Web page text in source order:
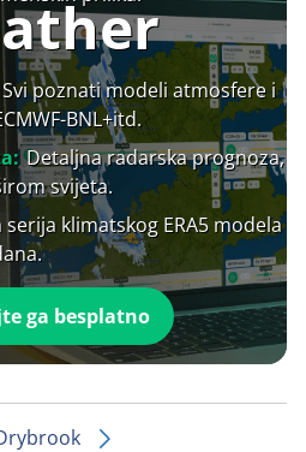
Svi poznati modeli atmosfere i
BNL+itd.
Detaljna radarska prognoza,
svijeta.
klimatskog ERA5 modela
ga besplatno